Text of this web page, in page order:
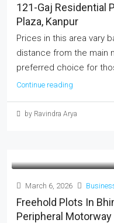
121-Gaj Residential
Plaza, Kanpur
Prices in this area vary
distance from the main
preferred choice for
Continue reading
by Ravindra Arya
March 6, 2026
Freehold Plots In
Peripheral